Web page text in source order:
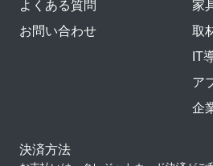
よくある質問
お問い合わせ
家
取
IT
ア
企
決済方法